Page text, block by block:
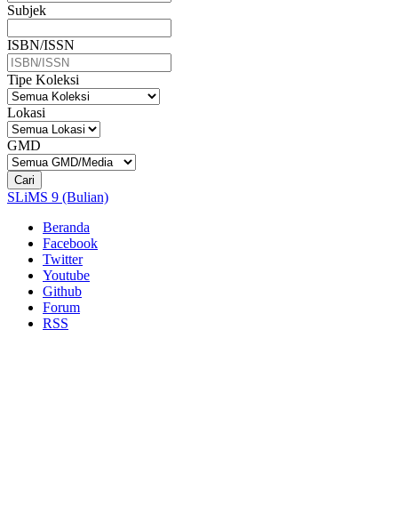
Subjek
ISBN/ISSN
Tipe Koleksi
Lokasi
GMD
Cari
SLiMS 9 (Bulian)
Beranda
Facebook
Twitter
Youtube
Github
Forum
RSS